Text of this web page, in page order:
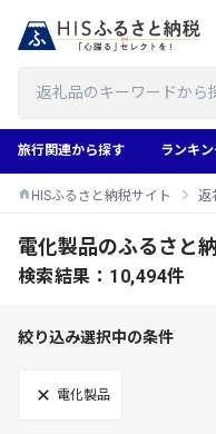
旅行関連から探す ランキ
HISふるさと納税サイト 返
電化製品のふるさと
検索結果：10,494件
絞り込み選択中の条件
電化製品